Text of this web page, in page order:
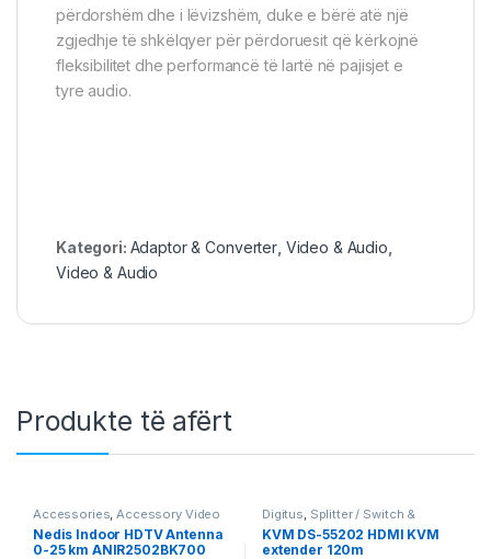
përdorshëm dhe i lëvizshëm, duke e bërë atë një
zgjedhje të shkëlqyer për përdoruesit që kërkojnë
fleksibilitet dhe performancë të lartë në pajisjet e
tyre audio.
Kategori: Adaptor & Converter, Video & Audio
Video & Audio
Produkte të afërt
Accessories,Accessory Video
& Audio Hardware ,Nedis ,
& Audio,Video & Audio
Nedis Indoor HDTV Antenna
0-25 km ANIR2502BK700
Digitus, Splitter / Switch &
Extender, Video & Audio ,Video
& Audio
KVM DS-55202 HDMI KVM
extender 120m